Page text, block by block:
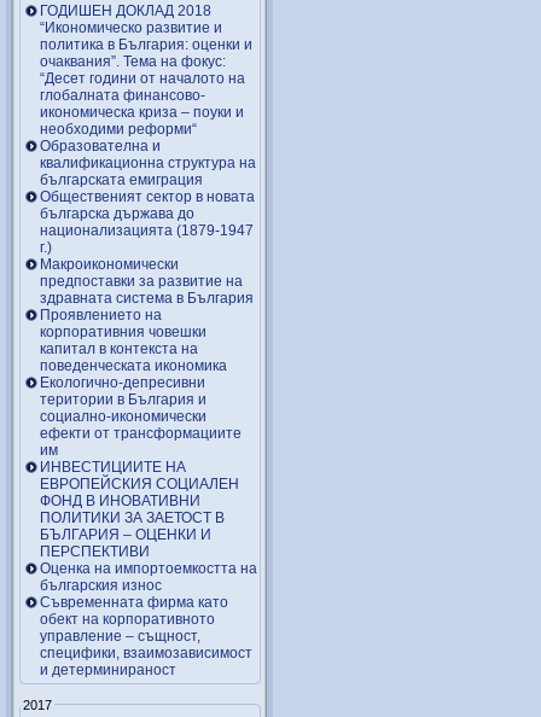
ГОДИШЕН ДОКЛАД 2018
“Икономическо развитие и
политика в България: оценки и
очаквания”. Тема на фокус:
“Десет години от началото на
глобалната финансово-
икономическа криза – поуки и
необходими реформи“
Образователна и
квалификационна структура на
българската емиграция
Общественият сектор в новата
българска държава до
национализацията (1879-1947
г.)
Макроикономически
предпоставки за развитие на
здравната система в България
Проявлението на
корпоративния човешки
капитал в контекста на
поведенческата икономика
Екологично-депресивни
територии в България и
социално-икономически
ефекти от трансформациите
им
ИНВЕСТИЦИИТЕ НА
ЕВРОПЕЙСКИЯ СОЦИАЛЕН
ФОНД В ИНОВАТИВНИ
ПОЛИТИКИ ЗА ЗАЕТОСТ В
БЪЛГАРИЯ – OЦЕНКИ И
ПЕРСПЕКТИВИ
Оценка на импортоемкостта на
българския износ
Съвременната фирма като
обект на корпоративното
управление – същност,
специфики, взаимозависимост
и детерминираност
2017